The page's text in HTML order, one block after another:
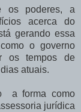
os poderes, a
acerca do
gerando essa
o governo
os tempos de
atuais.
a forma como
jurídica